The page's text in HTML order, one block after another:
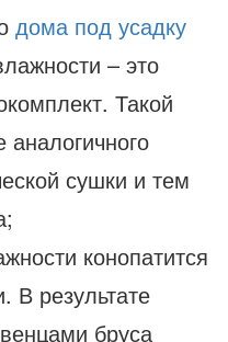
дома под усадку
– это
Такой
сушки и тем
конопатится
В результате
бруса